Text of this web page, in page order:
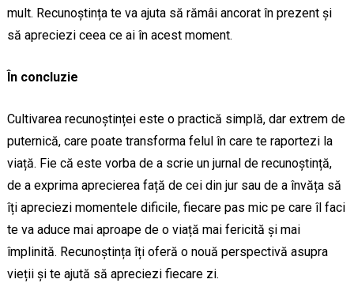
mult. Recunoștința te va ajuta să rămâi ancorat în prezent și
să apreciezi ceea ce ai în acest moment.
În concluzie
Cultivarea recunoștinței este o practică simplă, dar extrem de
puternică, care poate transforma felul în care te raportezi la
viață. Fie că este vorba de a scrie un jurnal de recunoștință,
de a exprima aprecierea față de cei din jur sau de a învăța să
îți apreciezi momentele dificile, fiecare pas mic pe care îl faci
te va aduce mai aproape de o viață mai fericită și mai
împlinită. Recunoștința îți oferă o nouă perspectivă asupra
vieții și te ajută să apreciezi fiecare zi.